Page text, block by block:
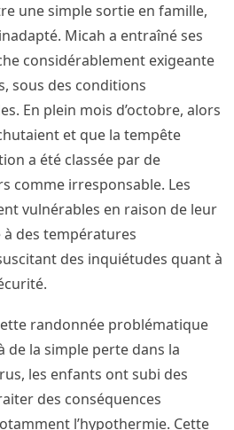
une simple sortie en famille,
Micah a entraîné ses
considérablement exigeante
sous des conditions
En plein mois d’octobre, alors
et que la tempête
a été classée par de
comme irresponsable. Les
vulnérables en raison de leur
des températures
des inquiétudes quant à
randonnée problématique
de la simple perte dans la
les enfants ont subi des
des conséquences
l’hypothermie. Cette